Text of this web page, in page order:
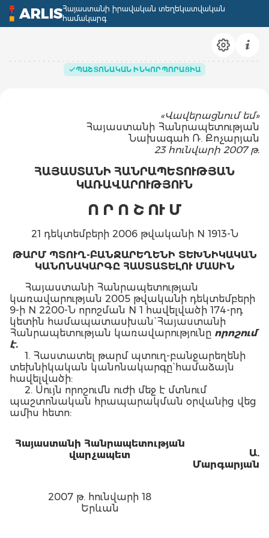
ARLISՀայաստանի իրավական տեղեկատվական
համակարգ
ՊԱՇՏՈՆԱԿԱՆ ԻՆԿՈՐՊՈՐԱՑԻԱ
«Վավերացնում եմ»
Հայաստանի Հանրապետության
Նախագահ Ռ. Քոչարյան
23 հունվարի 2007 թ.
ՀԱՅԱՍՏԱՆԻ ՀԱՆՐԱՊԵՏՈՒԹՅԱՆ
ԿԱՌԱՎԱՐՈՒԹՅՈՒՆ
Ո Ր Ո Շ ՈՒ Մ
21 դեկտեմբերի 2006 թվականի N 1913-Ն
ԹԱՐՄ ՊՏՈՒՂ-ԲԱՆՋԱՐԵՂԵՆԻ ՏԵԽՆԻԿԱԿԱՆ
ԿԱՆՈՆԱԿԱՐԳԸ ՀԱՍՏԱՏԵԼՈՒ ՄԱՍԻՆ
Հայաստանի Հանրապետության
կառավարության 2005 թվականի դեկտեմբերի
9-ի N 2200-Ն որոշման N 1 հավելվածի 174-րդ
կետին համապատասխան` Հայաստանի
Հանրապետության կառավարությունը որոշում
է.
1. Հաստատել թարմ պտուղ-բանջարեղենի
տեխնիկական կանոնակարգը` համաձայն
հավելվածի:
2. Սույն որոշումն ուժի մեջ է մտնում
պաշտոնական հրապարակման օրվանից վեց
ամիս հետո:
Հայաստանի Հանրապետության
վարչապետ
Ա.
Մարգարյան
2007 թ. հունվարի 18
Երևան